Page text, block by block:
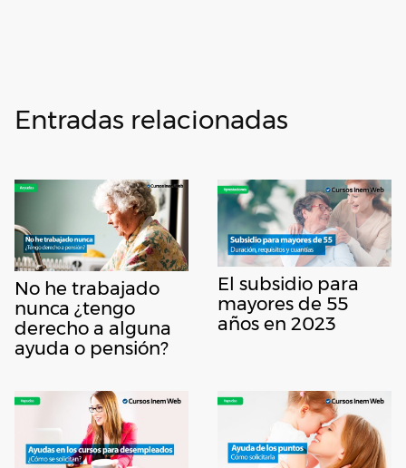
Entradas relacionadas
No he trabajado
nunca ¿tengo
derecho a alguna
ayuda o pensión?
El subsidio para
mayores de 55
años en 2023